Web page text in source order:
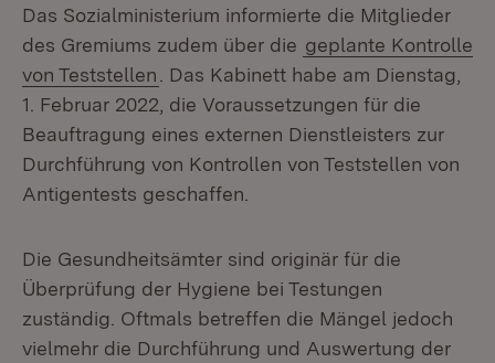
Das Sozialministerium informierte die Mitglieder
des Gremiums zudem über die geplante Kontrolle
von Teststellen
. Das Kabinett habe am Dienstag,
1. Februar 2022, die Voraussetzungen für die
Beauftragung eines externen Dienstleisters zur
Durchführung von Kontrollen von Teststellen von
Antigentests geschaffen.
Die Gesundheitsämter sind originär für die
Überprüfung der Hygiene bei Testungen
zuständig. Oftmals betreffen die Mängel jedoch
vielmehr die Durchführung und Auswertung der